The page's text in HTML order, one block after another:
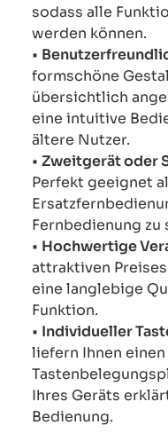
sodass alle
werden können.
•
formschöne
übersichtlich
eine intuitive
ältere Nutzer.
• Zweitgerät oder
Perfekt geeignet
Fernbedienung zu
• Hochwertige
attraktiven
eine langlebige
Funktion.
• Individueller
liefern Ihnen
Ihres Geräts
Bedienung.